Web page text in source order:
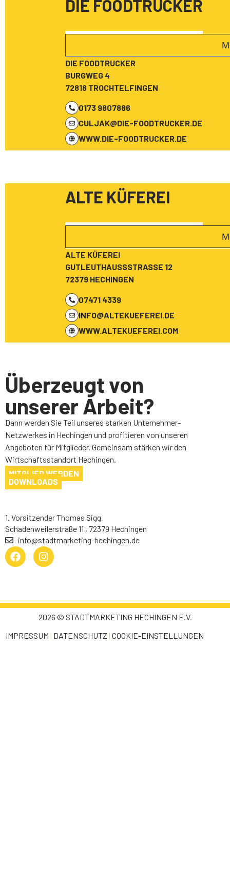
DIE FOODTRUCKER
DIE FOODTRUCKER
BURGWEG 4
72818 TROCHTELFINGEN
0173 9807886
CULJAK@DIE-FOODTRUCKER.DE
WWW.DIE-FOODTRUCKER.DE
ALTE KÜFEREI
ALTE KÜFEREI
GUTLEUTHAUSSSTRASSE 12
72379 HECHINGEN
07471 4339
INFO@ALTEKUEFEREI.DE
WWW.ALTEKUEFEREI.COM
Überzeugt von
unserer Arbeit?
Dann werden Sie Teil unseres starken Unternehmer-
Netzwerkes in Hechingen und profitieren von unseren
Angeboten für Mitglieder. Gemeinsam stärken wir den
Wirtschaftsstandort Hechingen.
MITGLIED WERDEN
DOWNLOADS
1. Vorsitzender Thomas Sigg
Schadenweilerstraße 11 , 72379 Hechingen
info@stadtmarketing-hechingen.de
2026 © STADTMARKETING HECHINGEN E.V.
IMPRESSUM | DATENSCHUTZ | COOKIE-EINSTELLUNGEN